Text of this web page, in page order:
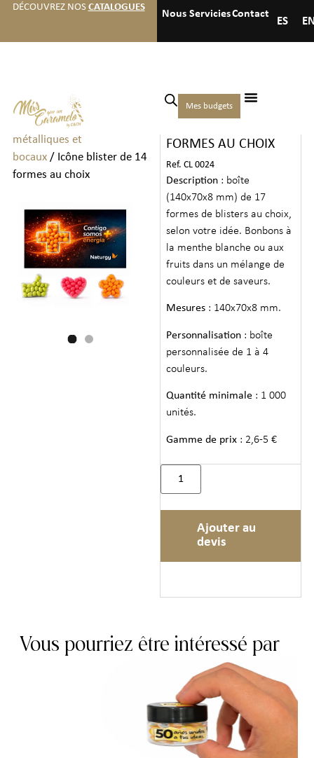
DÉCOUVREZ NOS CATALOGUES
Nous ServiciesContact
ES
Mes budgets
Accueil Bonbons
en sachets, boîtes, boîtes
métalliques et
bocaux/ Icône blister de 14
formes au choix
ICÔNE BLISTER DE 14
FORMES AU CHOIX
Ref. CL 0024
Description : boîte
(140x70x8 mm) de 17
formes de blisters au choix,
selon votre idée. Bonbons à
la menthe blanche ou aux
fruits dans un mélange de
couleurs et de saveurs.
Mesures : 140x70x8 mm.
Personnalisation : boîte
personnalisée de 1 à 4
couleurs.
Quantité minimale : 1 000
unités.
Gamme de prix : 2,6-5 €
Ajouter au
devis
Vous pourriez être intéressé par